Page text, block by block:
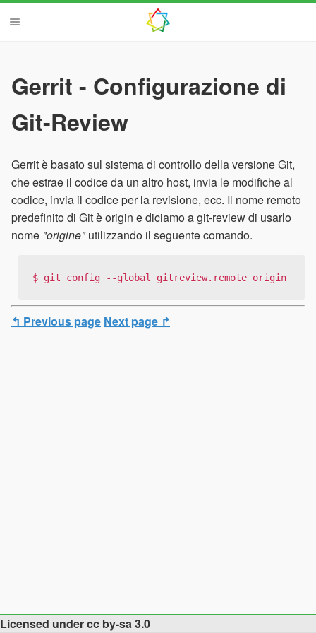
Gerrit - Configurazione di
Git-Review
Gerrit è basato sul sistema di controllo della versione Git,
che estrae il codice da un altro host, invia le modifiche al
codice, invia il codice per la revisione, ecc. Il nome remoto
predefinito di Git è origin e diciamo a git-review di usarlo
nome "origine"utilizzando il seguente comando.
$ git config --global gitreview.remote origin
↰ Previous page Next page ↱
Licensed under cc by-sa 3.0